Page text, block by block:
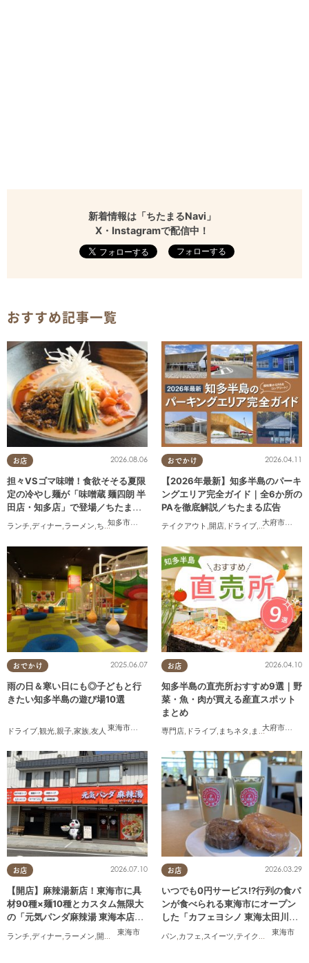
新着情報は「ちたまるNavi」
X・Instagramで配信中！
フォローする
おすすめ記事一覧
お店
知多市半田市
2026.08.06
担々VSゴマ味噌！食欲そそる夏限
定の冷やし麺が「味噌蔵 麺四朗 半
田店・知多店」で登場／ちたまる
ランチ,ディナー,ラーメン,ちたまる広告
おでかけ
大府市阿久
2026.04.11
【2026年最新】知多半島のパーキ
ングエリア完全ガイド｜全6か所の
PAを徹底解説／ちたまる広告
テイクアウト ,開店, ドライブ,観光, ちたまる
おでかけ
東海市大府市 知多市,東浦町 ,半田市, 常滑市,美浜町
2025.06.07
雨の日＆寒い日にも◎子どもと行
きたい知多半島の遊び場10選
ドライブ,観光,親子,家族,友人
お店
大府市知多
2026.04.10
知多半島の直売所おすすめ9選｜野
菜・魚・肉が買える産直スポット
まとめ
専門店, ドライブ, まちネタ , まとめ記事 ,夫婦
お店
東海市
2026.07.10
【開店】麻辣湯新店！東海市に具
材90種×麺10種とカスタム無限大
の「元気パンダ麻辣湯 東海本店」
ランチ,ディナー,ラーメン,開店 夫婦,カップル ,おひとりさま,友人,トレンド
お店
東海市
2026.03.29
いつでも0円サービス!?行列の食パ
ンが食べられる東海市にオープン
した「カフェヨシノ 東海太田川
パン,カフェ,スイーツ,テイクアウト ,家族